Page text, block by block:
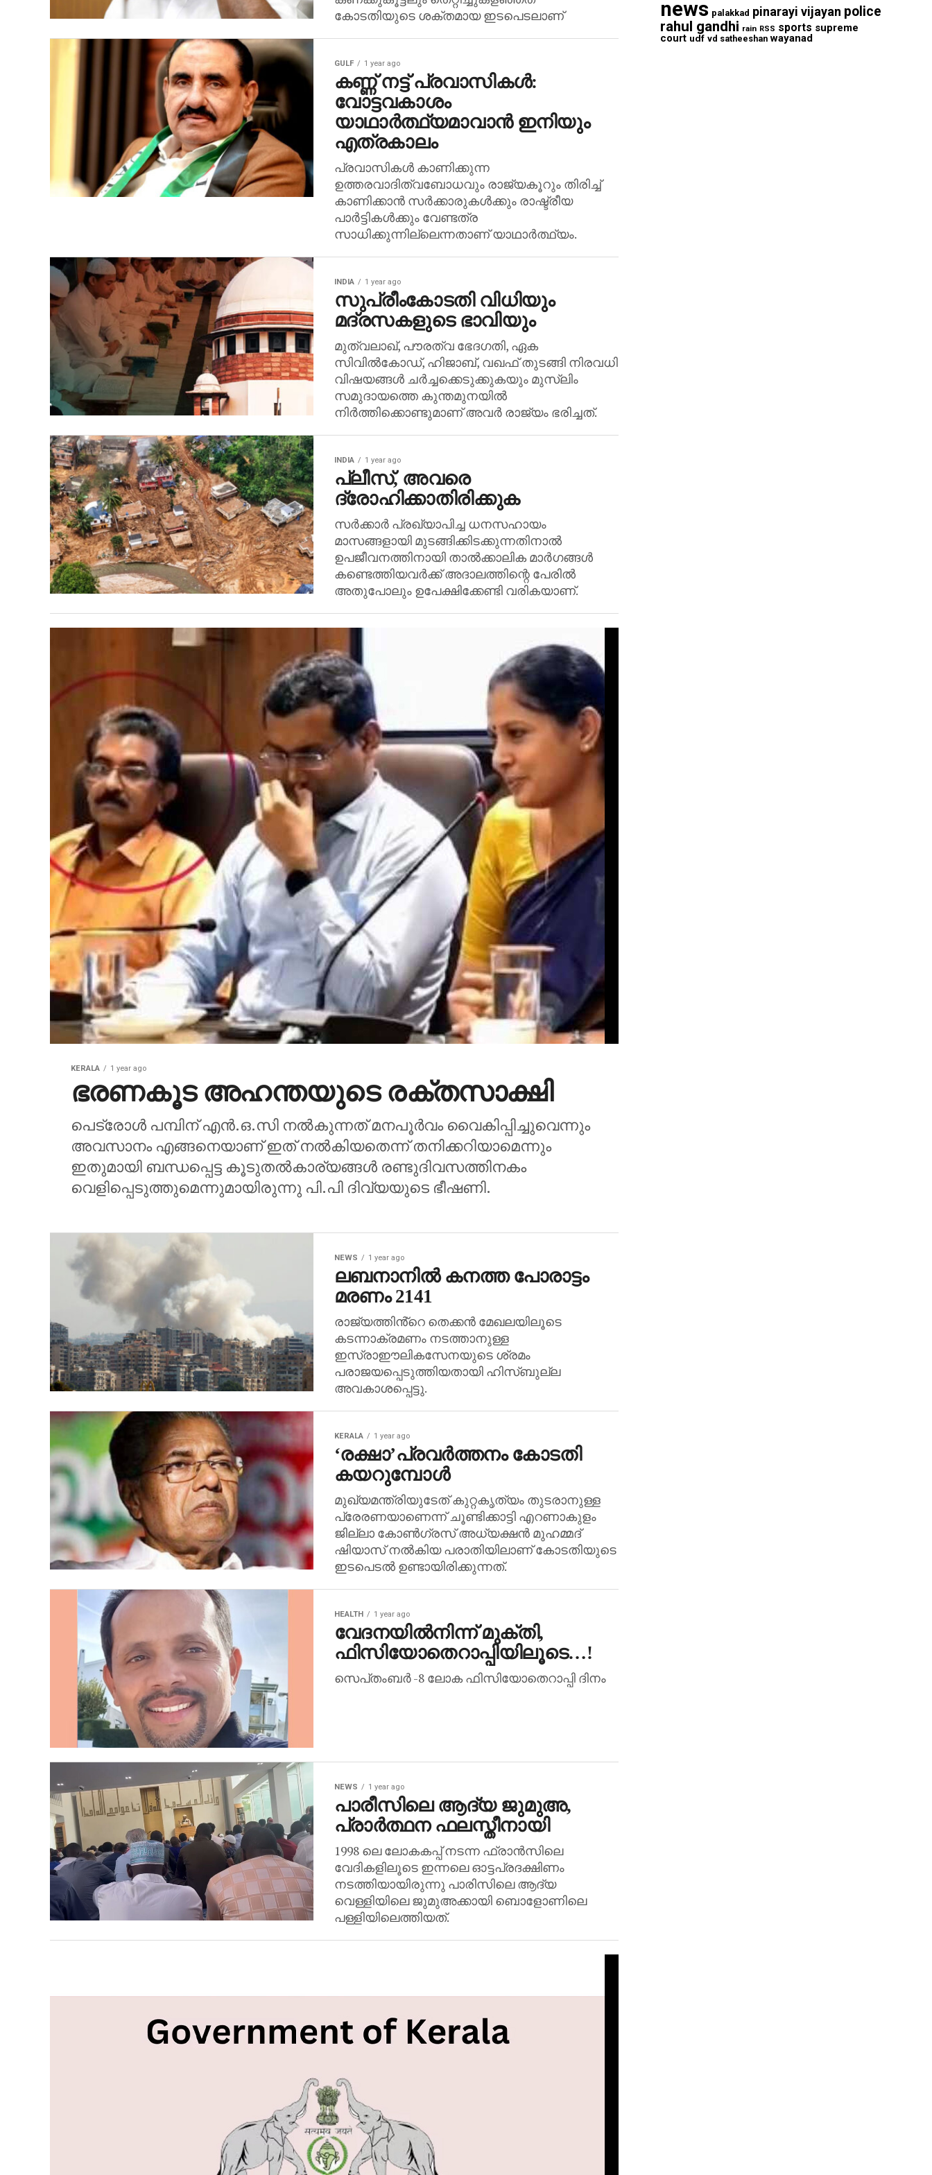
കോടതിയുടെ ശക്തമായ ഇടപെടലാണ്
GULF 1 year ago
കണ്ണ് നട്ട് പ്രവാസികൾ:
വോട്ടവകാശം
യാഥാര്‍ത്ഥ്യമാവാന്‍ ഇനിയും
എത്രകാലം
പ്രവാസികൾ കാണിക്കുന്ന
ഉത്തരവാദിത്വബോധവും രാജ്യകൂറും തിരിച്ച്
കാണിക്കാന്‍ സര്‍ക്കാരുകള്‍ക്കും രാഷ്ട്രീയ
പാര്‍ട്ടികള്‍ക്കും വേണ്ടത്ര
സാധിക്കുന്നില്ലെന്നതാണ് യാഥാര്‍ത്ഥ്യം.
INDIA 1 year ago
സുപ്രീംകോടതി വിധിയും
മദ്രസകളുടെ ഭാവിയും
മുത്വലാഖ്, പൗരത്വ ഭേദഗതി, ഏക
സിവില്‍കോഡ്, ഹിജാബ്, വഖഫ് തുടങ്ങി നിരവധി
വിഷയങ്ങള്‍ ചര്‍ച്ചക്കെടുക്കുകയും മുസ്‌ലിം
സമുദായത്തെ കുന്തമുനയില്‍
നിര്‍ത്തിക്കൊണ്ടുമാണ് അവര്‍ രാജ്യം ഭരിച്ചത്.
INDIA 1 year ago
പ്ലീസ്, അവരെ
ദ്രോഹിക്കാതിരിക്കുക
സര്‍ക്കാര്‍ പ്രഖ്യാപിച്ച ധനസഹായം
മാസങ്ങളായി മുടങ്ങിക്കിടക്കുന്നതിനാല്‍
ഉപജീവനത്തിനായി താല്‍ക്കാലിക മാര്‍ഗങ്ങള്‍
കണ്ടെത്തിയവര്‍ക്ക് അദാലത്തിന്റെ പേരില്‍
അതുപോലും ഉപേക്ഷിക്കേണ്ടി വരികയാണ്.
KERALA 1 year ago
ഭരണകൂട അഹന്തയുടെ രക്തസാക്ഷി
പെട്രോള്‍ പമ്പിന് എന്‍.ഒ.സി നല്‍കുന്നത് മനപൂര്‍വം വൈകിപ്പിച്ചുവെന്നും
അവസാനം എങ്ങനെയാണ് ഇത് നല്‍കിയതെന്ന് തനിക്കറിയാമെന്നും
ഇതുമായി ബന്ധപ്പെട്ട കൂടുതല്‍കാര്യങ്ങള്‍ രണ്ടുദിവസത്തിനകം
വെളിപ്പെടുത്തുമെന്നുമായിരുന്നു പി.പി ദിവ്യയുടെ ഭീഷണി.
NEWS 1 year ago
ലബനാനിൽ കനത്ത പോരാട്ടം
മരണം 2141
രാജ്യത്തിൻ്റെ തെക്കൻ മേഖലയിലൂടെ
കടന്നാക്രമണം നടത്താനുള്ള
ഇസ്രാഈലികസേനയുടെ ശ്രമം
പരാജയപ്പെടുത്തിയതായി ഹിസ്ബുല്ല
അവകാശപ്പെട്ടു.
KERALA 1 year ago
‘രക്ഷാ’പ്രവര്‍ത്തനം കോടതി
കയറുമ്പോള്‍
മുഖ്യമന്ത്രിയുടേത് കുറ്റകൃത്യം തുടരാനുള്ള
പ്രേരണയാണെന്ന് ചൂണ്ടിക്കാട്ടി എറണാകുളം
ജില്ലാ കോണ്‍ഗ്രസ് അധ്യക്ഷന്‍ മുഹമ്മദ്
ഷിയാസ് നല്‍കിയ പരാതിയിലാണ് കോടതിയുടെ
ഇടപെടല്‍ ഉണ്ടായിരിക്കുന്നത്.
HEALTH 1 year ago
വേദനയിൽനിന്ന് മുക്തി,
ഫിസിയോതെറാപ്പിയിലൂടെ…!
സെപ്‌തംബർ -8 ലോക ഫിസിയോതെറാപ്പി ദിനം
NEWS 1 year ago
പാരീസിലെ ആദ്യ ജുമുഅ,
പ്രാർത്ഥന ഫലസ്തീനായി
1998 ലെ ലോകകപ്പ് നടന്ന ഫ്രാൻസിലെ
വേദികളിലൂടെ ഇന്നലെ ഓട്ടപ്രദക്ഷിണം
നടത്തിയായിരുന്നു പാരിസിലെ ആദ്യ
വെള്ളിയിലെ ജുമുഅക്കായി ബൊളോണിലെ
പള്ളിയിലെത്തിയത്.
news palakkad pinarayi vijayan police
rahul gandhi rain RSS sports supreme
court udf vd satheeshan wayanad